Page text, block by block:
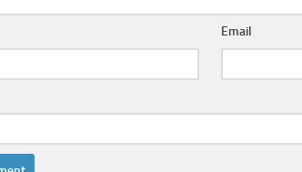
Email